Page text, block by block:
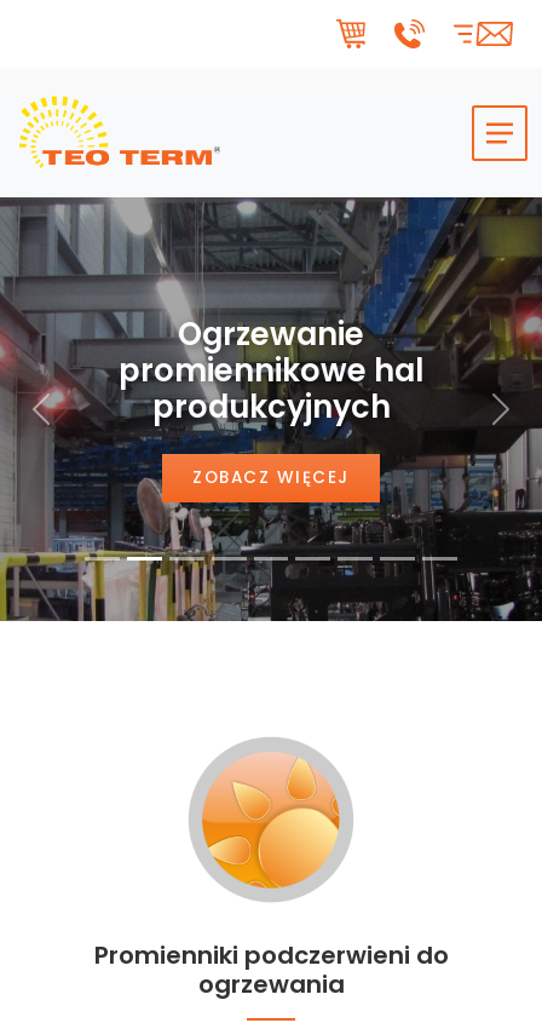
Ogrzewanie
promiennikowe hal
produkcyjnych
ZOBACZ WIĘCEJ
Poprzedni
Promienniki podczerwieni do
ogrzewania